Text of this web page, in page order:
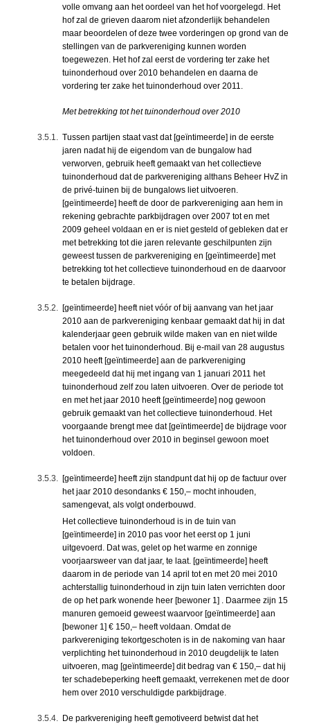
volle omvang aan het oordeel van het hof voorgelegd. Het
hof zal de grieven daarom niet afzonderlijk behandelen
maar beoordelen of deze twee vorderingen op grond van de
stellingen van de parkvereniging kunnen worden
toegewezen. Het hof zal eerst de vordering ter zake het
tuinonderhoud over 2010 behandelen en daarna de
vordering ter zake het tuinonderhoud over 2011.
Met betrekking tot het tuinonderhoud over 2010
3.5.1. Tussen partijen staat vast dat [geïntimeerde] in de eerste
jaren nadat hij de eigendom van de bungalow had
verworven, gebruik heeft gemaakt van het collectieve
tuinonderhoud dat de parkvereniging althans Beheer HvZ in
de privé-tuinen bij de bungalows liet uitvoeren.
[geïntimeerde] heeft de door de parkvereniging aan hem in
rekening gebrachte parkbijdragen over 2007 tot en met
2009 geheel voldaan en er is niet gesteld of gebleken dat er
met betrekking tot die jaren relevante geschilpunten zijn
geweest tussen de parkvereniging en [geïntimeerde] met
betrekking tot het collectieve tuinonderhoud en de daarvoor
te betalen bijdrage.
3.5.2. [geïntimeerde] heeft niet vóór of bij aanvang van het jaar
2010 aan de parkvereniging kenbaar gemaakt dat hij in dat
kalenderjaar geen gebruik wilde maken van en niet wilde
betalen voor het tuinonderhoud. Bij e-mail van 28 augustus
2010 heeft [geïntimeerde] aan de parkvereniging
meegedeeld dat hij met ingang van 1 januari 2011 het
tuinonderhoud zelf zou laten uitvoeren. Over de periode tot
en met het jaar 2010 heeft [geïntimeerde] nog gewoon
gebruik gemaakt van het collectieve tuinonderhoud. Het
voorgaande brengt mee dat [geïntimeerde] de bijdrage voor
het tuinonderhoud over 2010 in beginsel gewoon moet
voldoen.
3.5.3. [geïntimeerde] heeft zijn standpunt dat hij op de factuur over
het jaar 2010 desondanks € 150,– mocht inhouden,
samengevat, als volgt onderbouwd.
Het collectieve tuinonderhoud is in de tuin van
[geïntimeerde] in 2010 pas voor het eerst op 1 juni
uitgevoerd. Dat was, gelet op het warme en zonnige
voorjaarsweer van dat jaar, te laat. [geïntimeerde] heeft
daarom in de periode van 14 april tot en met 20 mei 2010
achterstallig tuinonderhoud in zijn tuin laten verrichten door
de op het park wonende heer [bewoner 1] . Daarmee zijn 15
manuren gemoeid geweest waarvoor [geïntimeerde] aan
[bewoner 1] € 150,– heeft voldaan. Omdat de
parkvereniging tekortgeschoten is in de nakoming van haar
verplichting het tuinonderhoud in 2010 deugdelijk te laten
uitvoeren, mag [geïntimeerde] dit bedrag van € 150,– dat hij
ter schadebeperking heeft gemaakt, verrekenen met de door
hem over 2010 verschuldigde parkbijdrage.
3.5.4. De parkvereniging heeft gemotiveerd betwist dat het